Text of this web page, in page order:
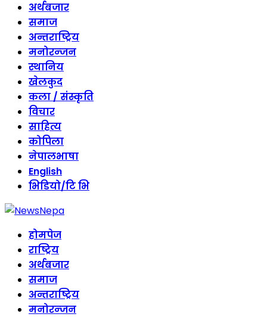
अर्थबजार
समाज
अन्तराष्ट्रिय
मनोरन्जन
स्थानिय
खेलकुद
कला / संस्कृति
विचार
साहित्य
कोपिला
नेपालभाषा
English
भिडियो/टि भि
होमपेज
राष्ट्रिय
अर्थबजार
समाज
अन्तराष्ट्रिय
मनोरन्जन